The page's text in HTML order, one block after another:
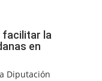
facilitar la
en
Diputación